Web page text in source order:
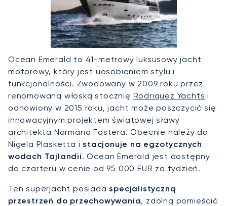
Ocean Emerald to 41-metrowy luksusowy jacht
motorowy, który jest uosobieniem stylu i
funkcjonalności. Zwodowany w 2009 roku przez
renomowaną włoską stocznię Rodriquez Yachts i
odnowiony w 2015 roku, jacht może poszczycić się
innowacyjnym projektem światowej sławy
architekta Normana Fostera. Obecnie należy do
Nigela Plasketta istacjonuje na egzotycznych
wodach Tajlandii. Ocean Emerald jest dostępny
do czarteru w cenie od 95 000 EUR za tydzień.
Ten superjacht posiadaspecjalistyczną
przestrzeń do przechowywania, zdolną pomieścić